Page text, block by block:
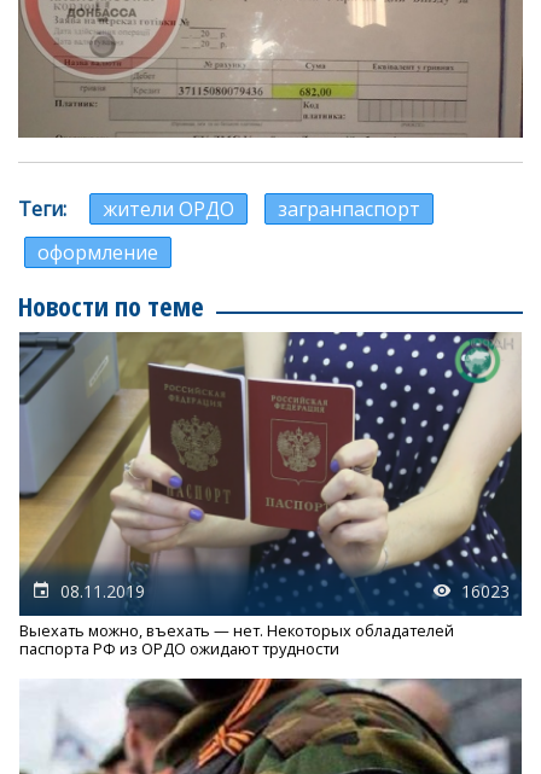
Теги жители ОРДО
загранпаспорт
оформление
Новости по теме
08.11.2019 16023
Выехать можно, въехать — нет. Некоторых обладателей
паспорта РФ из ОРДО ожидают трудности